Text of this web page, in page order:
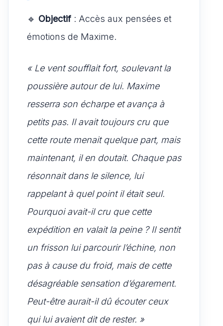
🔹 Objectif : Accès aux pensées et
émotions de Maxime.
« Le vent soufflait fort, soulevant la
poussière autour de lui. Maxime
resserra son écharpe et avança à
petits pas. Il avait toujours cru que
cette route menait quelque part, mais
maintenant, il en doutait. Chaque pas
résonnait dans le silence, lui
rappelant à quel point il était seul.
Pourquoi avait-il cru que cette
expédition en valait la peine ? Il sentit
un frisson lui parcourir l’échine, non
pas à cause du froid, mais de cette
désagréable sensation d’égarement.
Peut-être aurait-il dû écouter ceux
qui lui avaient dit de rester. »